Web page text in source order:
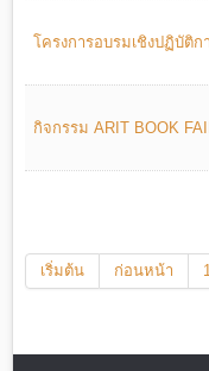
โครงการอบรมเชิงปฏิบัติ
กิจกรรม ARIT BOOK
เริ่มต้น ก่อนหน้า